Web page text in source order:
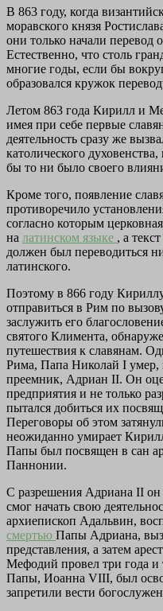
В 863 году, когда
моравского князя
они только начали перевод
Естественно, что столь
многие годы, если бы
образовался кружок
Летом 863 года Кирилл и
имея при себе первые
деятельность сразу же
католического
бы то ни было своего
Кроме того, появление
противоречило
согласно которым
на латинском языке , а текст
должен был переводиться
латинского.
Поэтому в 866 году
отправиться в Рим по
заслужить его
святого Климента,
путешествия к славянам.
Рима, Папа Николай I умер,
преемник, Адриан II. Он
предприятия и не только
пытался добиться их
Переговоры об этом
неожиданно умирает
Папы был посвящен в сан
Паннонии.
С разрешения Адриана II
смог начать свою
архиепископ Адальвин,
смертью Папы Адриана,
представления, а затем
Мефодий провел три года и
Папы, Иоанна VIII, был
запретили вести